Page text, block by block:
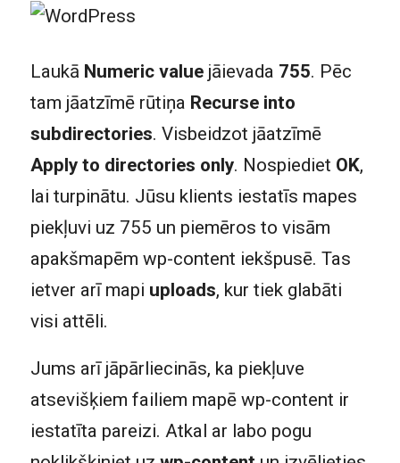
Laukā Numeric valuejāievada 755. Pēc
tam jāatzīmē rūtiņa Recurse into
subdirectories. Visbeidzot jāatzīmē
Apply to directories only. Nospiediet OK,
lai turpinātu. Jūsu klients iestatīs mapes
piekļuvi uz 755 un piemēros to visām
apakšmapēm wp-content iekšpusē. Tas
ietver arī mapi uploads, kur tiek glabāti
visi attēli.
Jums arī jāpārliecinās, ka piekļuve
atsevišķiem failiem mapē wp-content ir
iestatīta pareizi. Atkal ar labo pogu